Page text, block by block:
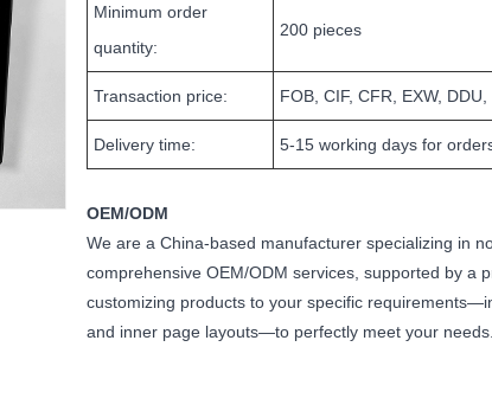
Minimum order
quantity:
200 pieces
Transaction price: FOB, CIF, CFR, EXW, DDU,
Delivery time: 5-15 working days for
OEM/ODM
We are a China-based manufacturer specializing in
comprehensive OEM/ODM services, supported by a
customizing products to your specific
and inner page layouts—to perfectly meet your needs.